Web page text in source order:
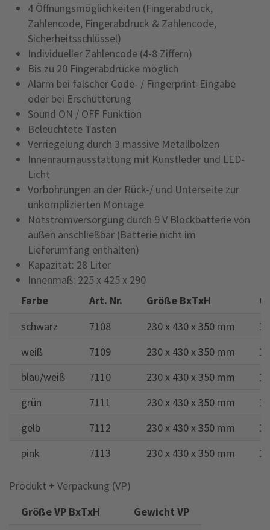
4 Öffnungsmöglichkeiten (Fingerabdruck,
Zahlencode, Fingerabdruck & Zahlencode,
Sicherheitsschlüssel)
Individueller Zahlencode (4-8 Ziffern)
Bis zu 20 Fingerabdrücke möglich
Alarm bei falscher Code- / Fingerprint-Eingabe
oder bei Erschütterung
Sound ON / OFF Funktion
Beleuchtete Tasten
Verriegelung durch 3 massive Metallbolzen
Innenraumausstattung mit Kunstleder und LED-
Licht
Vorbohrungen an der Rück-/ und Unterseite zur
unkomplizierten Montage
Notstromversorgung durch 9 V Blockbatterie von
außen anschließbar (Batterie nicht im
Lieferumfang enthalten)
Kapazität: 28 Liter
Innenmaß: 225 x 425 x 290
Farbe
Art. Nr. Größe BxTxH
schwarz
7108 230 x 430 x 350 mm
weiß
7109 230 x 430 x 350 mm
blau/weiß
7110 230 x 430 x 350 mm
grün
7111 230 x 430 x 350 mm
gelb
7112 230 x 430 x 350 mm
pink
7113 230 x 430 x 350 mm
Produkt + Verpackung (VP)
Größe VP BxTxH
Gewicht VP